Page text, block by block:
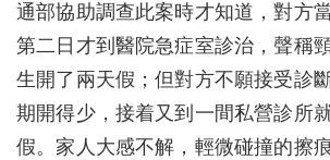
通部協助調查此案時才知道，對方
第二日才到醫院急症室診治，聲稱
生開了兩天假；但對方不願接受診
期開得少，接着又到一間私營診所
假。家人大感不解，輕微碰撞的擦